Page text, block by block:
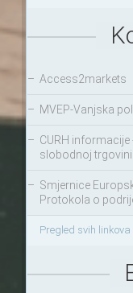
– Access2markets
– MVEP-Vanjska
– CURH
slobodnoj trgovini
– Smjernice
Protokola o
Pregled svih linkova